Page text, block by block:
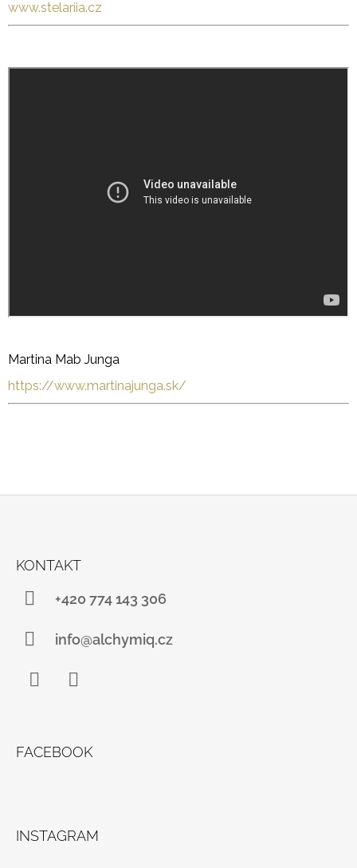
www.stelariia.cz
Martina Mab Junga
https://www.martinajunga.sk/
KONTAKT
+420 774 143 306
info@alchymiq.cz
FACEBOOK
INSTAGRAM